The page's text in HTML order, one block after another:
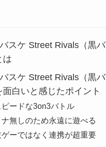
バスケ Street Rivals（黒
は
バスケ Street Rivals（黒
面白いと感じたポイント
ードな3on3バトル
ナ無しのため永遠に遊べる
ーではなく連携が超重要